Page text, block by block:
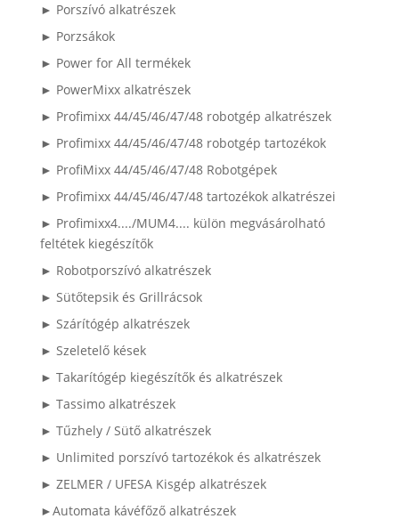
► Porszívó alkatrészek
► Porzsákok
► Power for All termékek
► PowerMixx alkatrészek
► Profimixx 44/45/46/47/48 robotgép alkatrészek
► Profimixx 44/45/46/47/48 robotgép tartozékok
► ProfiMixx 44/45/46/47/48 Robotgépek
► Profimixx 44/45/46/47/48 tartozékok alkatrészei
► Profimixx4..../MUM4.... külön megvásárolható
feltétek kiegészítők
► Robotporszívó alkatrészek
► Sütőtepsik és Grillrácsok
► Szárítógép alkatrészek
► Szeletelő kések
► Takarítógép kiegészítők és alkatrészek
► Tassimo alkatrészek
► Tűzhely / Sütő alkatrészek
► Unlimited porszívó tartozékok és alkatrészek
► ZELMER / UFESA Kisgép alkatrészek
►Automata kávéfőző alkatrészek